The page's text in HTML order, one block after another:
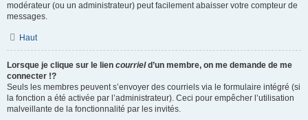
modérateur (ou un administrateur) peut facilement abaisser votre compteur de
messages.
Haut
Lorsque je clique sur le lien courrield’un membre, on me demande de me
connecter !?
Seuls les membres peuvent s’envoyer des courriels via le formulaire intégré (si
la fonction a été activée par l’administrateur). Ceci pour empêcher l’utilisation
malveillante de la fonctionnalité par les invités.